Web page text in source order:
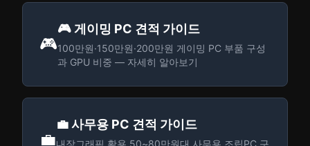
🎮
🎮 게이밍 PC 견적 가이드
100만원·150만원·200만원 게이밍 PC 부품 구성
과 GPU 비중 — 자세히 알아보기
💼
💼 사무용 PC 견적 가이드
내장그래픽 활용 50~80만원대 사무용 조립PC 구